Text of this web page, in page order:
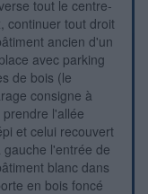
tout le centre-
continuer tout droit
ancien d'un
avec parking
de bois (le
consigne à
l'allée
et celui recouvert
l'entrée de
blanc dans
en bois foncé